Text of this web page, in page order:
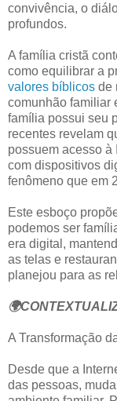
convivência, o
profundos.
A família cristã
como equilibrar a
valores bíblicos de
comunhão familiar
família possui seu
recentes revelam
possuem acesso à
com dispositivos
fenômeno que em
Este esboço
podemos ser
era digital,
as telas e
planejou para as
A Transformação
Desde que a
das pessoas,